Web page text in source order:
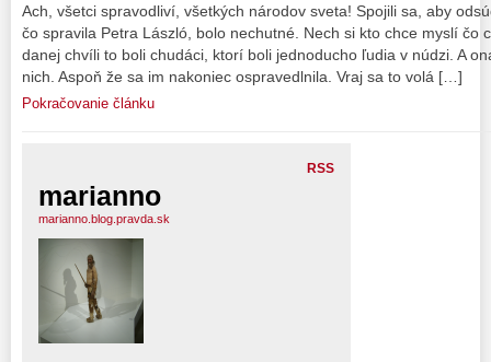
Ach, všetci spravodliví, všetkých národov sveta! Spojili sa, aby
čo spravila Petra László, bolo nechutné. Nech si kto chce myslí čo
danej chvíli to boli chudáci, ktorí boli jednoducho ľudia v núdzi. A
nich. Aspoň že sa im nakoniec ospravedlnila. Vraj sa to volá […]
Pokračovanie článku
RSS
marianno
marianno.blog.pravda.sk